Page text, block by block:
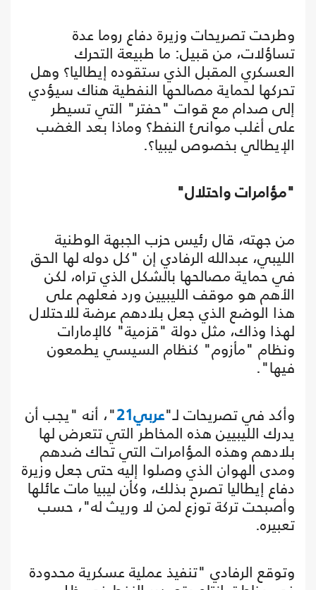
وطرحت تصريحات وزيرة دفاع روما عدة
تساؤلات، من قبيل: ما طبيعة التحرك
العسكري المقبل الذي ستقوده إيطاليا؟ وهل
تحركها لحماية مصالحها النفطية هناك سيؤدي
إلى صدام مع قوات "حفتر" التي تسيطر
على أغلب موانئ النفط؟ وماذا بعد الغضب
الإيطالي بخصوص ليبيا؟.
"مؤامرات واحتلال"
من جهته، قال رئيس حزب الجبهة الوطنية
الليبي، عبدالله الرفادي إن "كل دوله لها الحق
في حماية مصالحها بالشكل الذي تراه، لكن
الأهم هو موقف الليبيين ورد فعلهم على
هذا الوضع الذي جعل بلادهم عرضة للاحتلال
لهذا وذاك، مثل دولة "قزمية" كالإمارات
ونظام "مأزوم" كنظام السيسي يطمعون
فيها".
وأكد في تصريحات لـ"عربي21 "، أنه "يجب أن
يدرك الليبيين هذه المخاطر التي تتعرض لها
بلادهم وهذه المؤامرات التي تحاك ضدهم
ومدى الهوان الذي وصلوا إليه حتى جعل وزيرة
دفاع إيطاليا تصرح بذلك، وكأن ليبيا مات عائلها
وأصبحت تركة توزع لمن لا وريث له"، حسب
تعبيره.
وتوقع الرفادي "تنفيذ عملية عسكرية محدودة